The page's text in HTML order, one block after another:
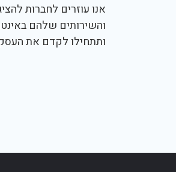
אנו עוזרים לחברות
והשירותים שלהם
ותתחילו לקדם את